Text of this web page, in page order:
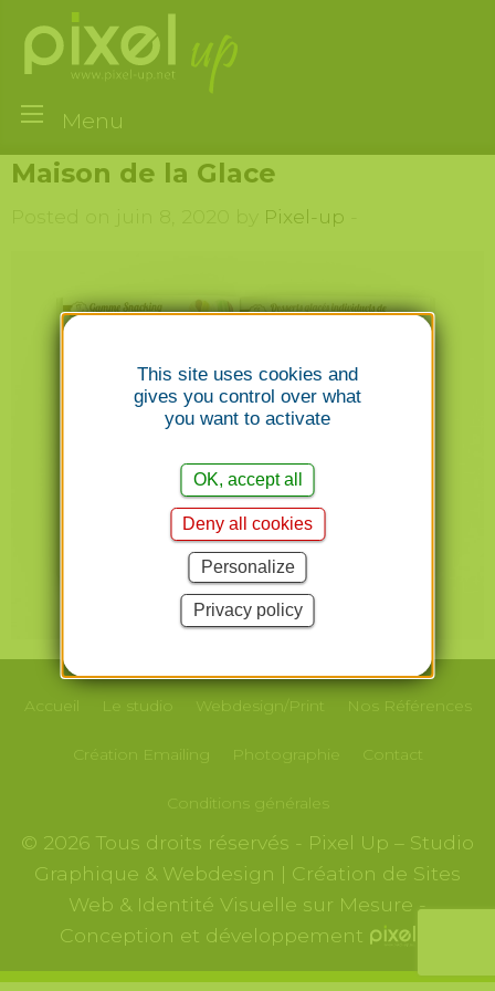
Menu
Maison de la Glace
Pixel-up
Accueil Le studio Webdesign/Print Nos Références
Création Emailing Photographie Contact
Conditions générales
© 2026 Tous droits réservés - Pixel Up – Studio
Graphique & Webdesign | Création de Sites
Web & Identité Visuelle sur Mesure -
Conception et développement
This site uses cookies and
gives you control over what
you want to activate
OK, accept all
Deny all cookies
Personalize
Privacy policy